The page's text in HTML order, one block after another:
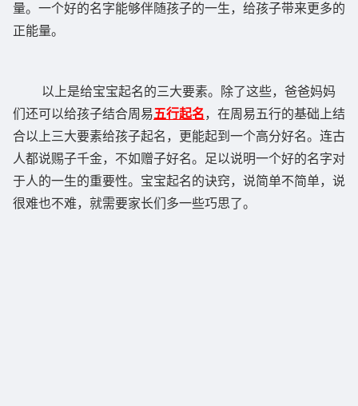
量。一个好的名字能够伴随孩子的一生，给孩子带来更多的
正能量。
以上是给宝宝起名的三大要素。除了这些，爸爸妈妈
们还可以给孩子结合周易五行起名，在周易五行的基础上结
合以上三大要素给孩子起名，更能起到一个高分好名。连古
人都说赐子千金，不如赠子好名。足以说明一个好的名字对
于人的一生的重要性。宝宝起名的诀窍，说简单不简单，说
很难也不难，就需要家长们多一些巧思了。